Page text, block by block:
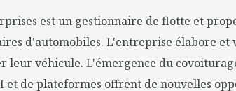
est un gestionnaire de flotte et
d'automobiles. L'entreprise élabore et
leur véhicule. L'émergence du
et de plateformes offrent de nouvelles